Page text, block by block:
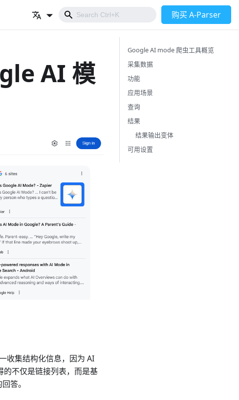
购买 A-Parser
AI 模
收集结构化信息，因为 AI
不仅是链接列表，而是基
答。
Google AI mode 爬虫工具概览
采集数据
功能
应用场景
查询
结果
结果输出变体
可用设置